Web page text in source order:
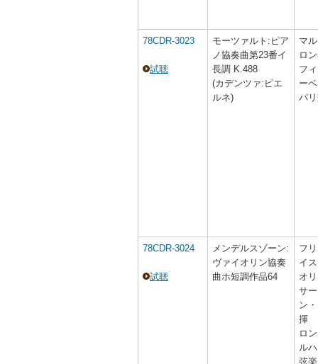
78CDR-3023
試聴
モーツァルト:ピア
ノ協奏曲第23番イ
長調 K.488
(カデンツァ:ピエ
ルネ)
マ
ロ
フ
ー
パ
78CDR-3024
試聴
メンデルスゾーン:
ヴァイオリン協奏
曲ホ短調作品64
フ
イ
オ
サ
ン
揮
ロ
ル
弦